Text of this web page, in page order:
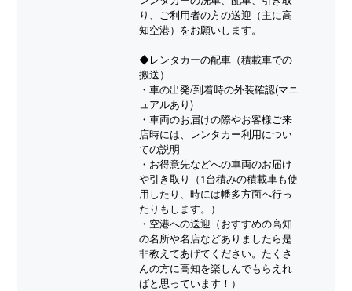
り、ご利用者の方の送迎（主に高
知空港）をお願いします。
◆レンタカーの配車（積載車での
搬送）
・車の出発/到着時の外装確認(マニ
ュアルあり)
・車両のお届けの際やお客様ご来
店時には、レンタカー利用につい
ての説明
・お得意先などへの車両のお届け
や引き取り（1台積みの積載車も使
用したり、時には幡多方面へ行っ
たりもします。）
・空港への送迎（おすすめの高知
の名所や名店などありましたら是
非教えてあげてください。たくさ
んの方に高知を楽しんでもらえれ
ばと思っています！）